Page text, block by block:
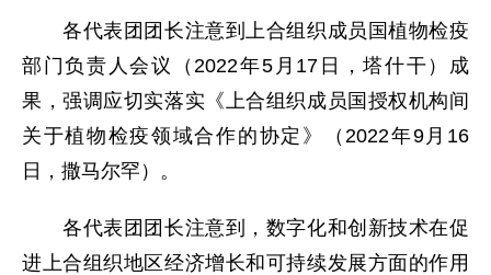
各代表团团长注意到上合组织成员国植物检疫
部门负责人会议（2022年5月17日，塔什干）成
果，强调应切实落实《上合组织成员国授权机构间
关于植物检疫领域合作的协定》（2022年9月16
日，撒马尔罕）。
各代表团团长注意到，数字化和创新技术在促
进上合组织地区经济增长和可持续发展方面的作用